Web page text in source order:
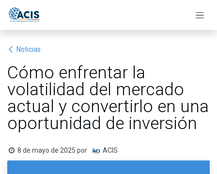
Noticias
Cómo enfrentar la
volatilidad del mercado
actual y convertirlo en una
oportunidad de inversión
8 de mayo de 2025 por ACIS